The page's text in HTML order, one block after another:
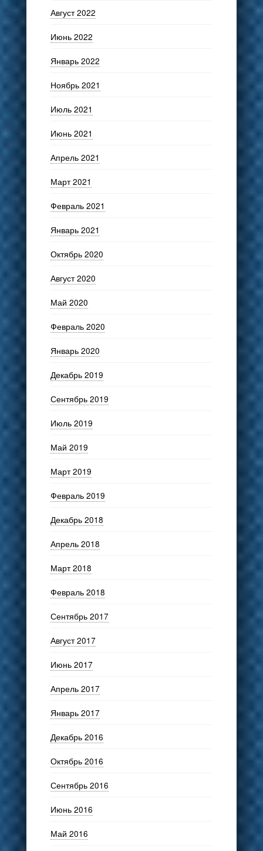
Август 2022
Июнь 2022
Январь 2022
Ноябрь 2021
Июль 2021
Июнь 2021
Апрель 2021
Март 2021
Февраль 2021
Январь 2021
Октябрь 2020
Август 2020
Май 2020
Февраль 2020
Январь 2020
Декабрь 2019
Сентябрь 2019
Июль 2019
Май 2019
Март 2019
Февраль 2019
Декабрь 2018
Апрель 2018
Март 2018
Февраль 2018
Сентябрь 2017
Август 2017
Июнь 2017
Апрель 2017
Январь 2017
Декабрь 2016
Октябрь 2016
Сентябрь 2016
Июнь 2016
Май 2016